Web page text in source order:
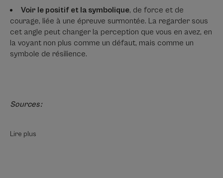
Voir le positif et la symbolique, de force et de
courage, liée à une épreuve surmontée. La regarder sous
cet angle peut changer la perception que vous en avez, en
la voyant non plus comme un défaut, mais comme un
symbole de résilience.
Sources :
Lire plus